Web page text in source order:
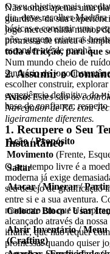
O seu objetivo mais
dia, deve recolher Madeira
básicas e construir uma
põe, surgem criaturas
esconder até de manhã.
2. Assumir o
Aviso: Estes são os
Navegador de PC com
ligeiramente diferentes.
Ação / Propósito
Movimento (Frente,
Saltar
Atacar / Minerar / Partir
Colocar Bloco / Usar
Abrir Inventário / Menu
(Crafting)
Não somos apenas uma
guardiões da sua
jogo merece nada menos
promessa de marca é
toda a fricção, para que
Num mundo cheio de
santuário de jogo
escolher construir,
experiência definitiva do
base de confiança, respeito
1. Recupere o Seu
Instantâneo
O seu tempo livre é a
moderna já exige
seu desejo de gratificação
entre si e a sua aventura.
momento em que a
alcançado através da
iframe, que não requer
promessa: quando quiser